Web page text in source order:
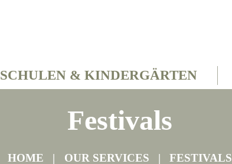
SCHULEN & KINDERGÄRTEN
Festivals
HOME OUR SERVICES FESTIVALS